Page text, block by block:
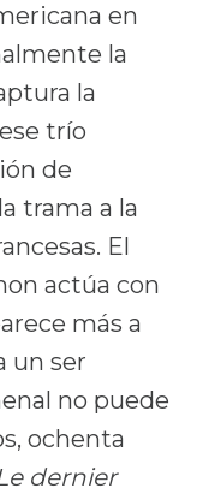
en
la
la
trío
de
trama a la
El
actúa con
más a
un ser
no puede
ochenta
dernier